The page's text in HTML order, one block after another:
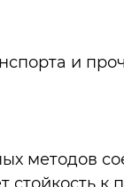
и
методов